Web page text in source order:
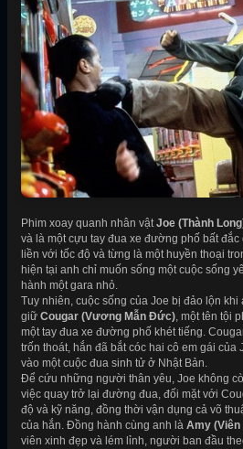
Phim xoay quanh nhân vậtJoe (Thành
và là một cựu tay đua xe đường phố bất đắc
liền với tốc độ và từng là một huyền thoại
hiện tại anh chỉ muốn sống một cuộc sống
hành một gara nhỏ.
Tuy nhiên, cuộc sống của Joe bị đảo lộn
giữ Cougar (Vương Mẫn Đức), một tên tội
một tay đua xe đường phố khét tiếng.
trốn thoát, hắn đã bắt cóc hai cô em gái của
vào một cuộc đua sinh tử ở Nhật Bản.
Để cứu những người thân yêu, Joe không
việc quay trở lại đường đua, đối mặt với
độ và kỹ năng, đồng thời vận dụng cả võ
của hắn. Đồng hành cùng anh là Amy (Viên
viên xinh đẹp và lém lỉnh, người ban đầu